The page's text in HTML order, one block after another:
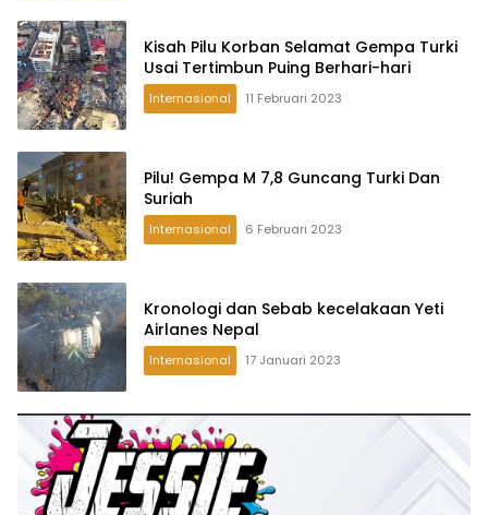
Kisah Pilu Korban Selamat Gempa Turki
Usai Tertimbun Puing Berhari-hari
Internasional 11 Februari 2023
Pilu! Gempa M 7,8 Guncang Turki Dan
Suriah
Internasional 6 Februari 2023
Kronologi dan Sebab kecelakaan Yeti
Airlanes Nepal
Internasional 17 Januari 2023